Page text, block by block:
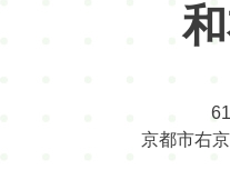
京都市右